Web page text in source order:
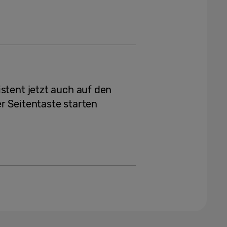
jetzt auch auf den
Seitentaste starten